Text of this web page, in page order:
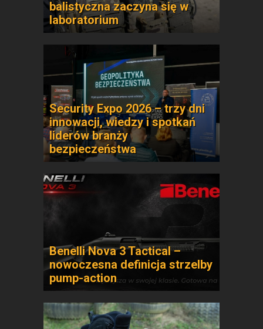
balistyczna zaczyna się w
laboratorium
Security Expo 2026 – trzy dni
innowacji, wiedzy i spotkań
liderów branży
bezpieczeństwa
Benelli Nova 3 Tactical –
nowoczesna definicja strzelby
pump-action